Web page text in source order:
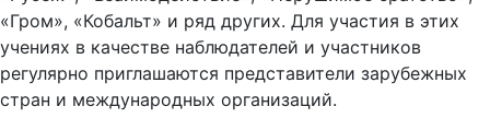
«Гром», «Кобальт» и ряд других. Для участия в этих
учениях в качестве наблюдателей и участников
регулярно приглашаются представители зарубежных
стран и международных организаций.